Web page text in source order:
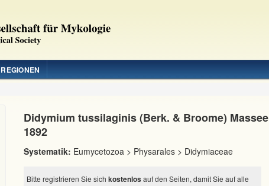
REGIONEN
Didymium tussilaginis (Berk. & Broome) Massee
1892
Systematik: Eumycetozoa > Physarales > Didymiaceae
Bitte registrieren Sie sich kostenlos auf den Seiten, damit Sie auf alle